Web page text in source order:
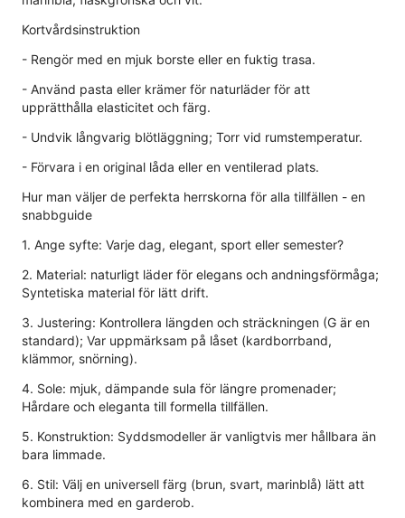
Kortvårdsinstruktion
- Rengör med en mjuk borste eller en fuktig trasa.
- Använd pasta eller krämer för naturläder för att
upprätthålla elasticitet och färg.
- Undvik långvarig blötläggning; Torr vid rumstemperatur.
- Förvara i en original låda eller en ventilerad plats.
Hur man väljer de perfekta herrskorna för alla tillfällen - en
snabbguide
1. Ange syfte: Varje dag, elegant, sport eller semester?
2. Material: naturligt läder för elegans och andningsförmåga;
Syntetiska material för lätt drift.
3. Justering: Kontrollera längden och sträckningen (G är en
standard); Var uppmärksam på låset (kardborrband,
klämmor, snörning).
4. Sole: mjuk, dämpande sula för längre promenader;
Hårdare och eleganta till formella tillfällen.
5. Konstruktion: Syddsmodeller är vanligtvis mer hållbara än
bara limmade.
6. Stil: Välj en universell färg (brun, svart, marinblå) lätt att
kombinera med en garderob.